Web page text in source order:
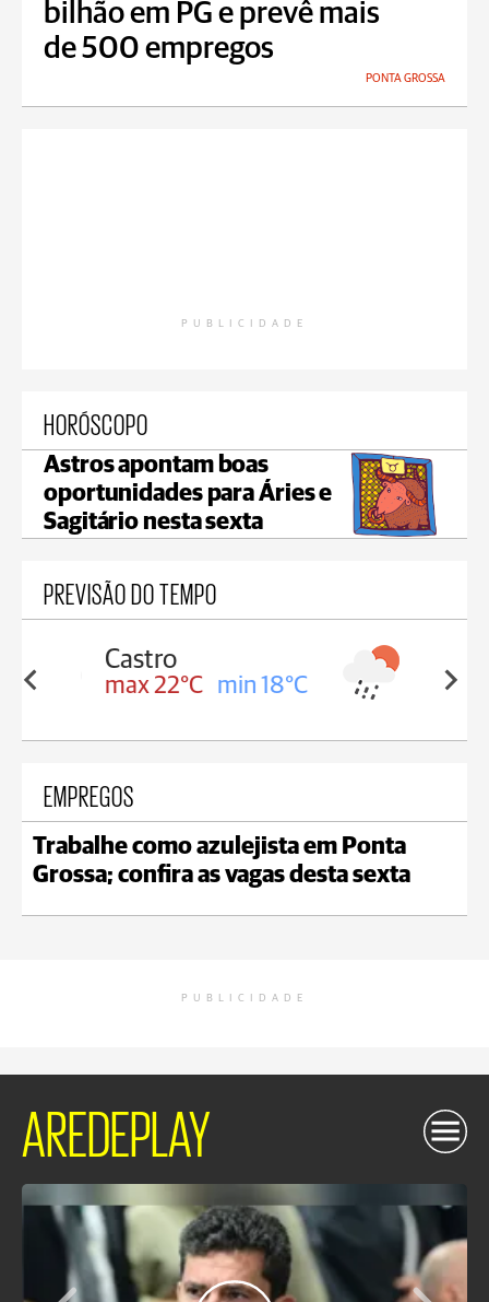
bilhão em PG e prevê mais
de 500 empregos
PONTA GROSSA
PUBLICIDADE
HORÓSCOPO
Astros apontam boas
oportunidades para Áries e
Sagitário nesta sexta
PREVISÃO DO TEMPO
18°C max 21°C min 18°C
EMPREGOS
Trabalhe como azulejista em Ponta
Grossa; confira as vagas desta sexta
PUBLICIDADE
AREDEPLAY